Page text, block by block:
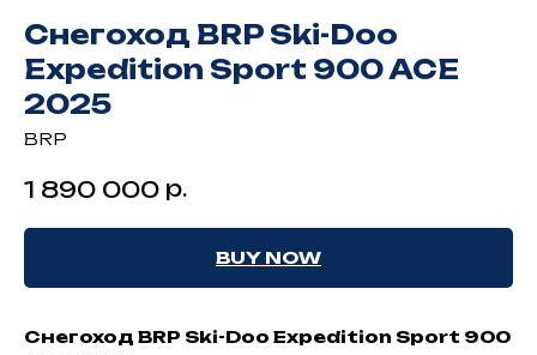
Снегоход BRP Ski-Doo
Expedition Sport 900 ACE
2025
BRP
1 890 000 р.
BUY NOW
Снегоход BRP Ski-Doo Expedition Sport 900